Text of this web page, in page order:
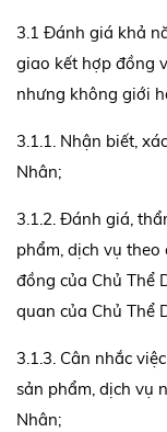
3.1 Đánh giá khả
giao kết hợp đồng
nhưng không giới
3.1.1. Nhận biết,
Nhân;
3.1.2. Đánh giá,
phẩm, dịch vụ
đồng của Chủ Thể
quan của Chủ Thể
3.1.3. Cân nhắc
sản phẩm, dịch vụ
Nhân;